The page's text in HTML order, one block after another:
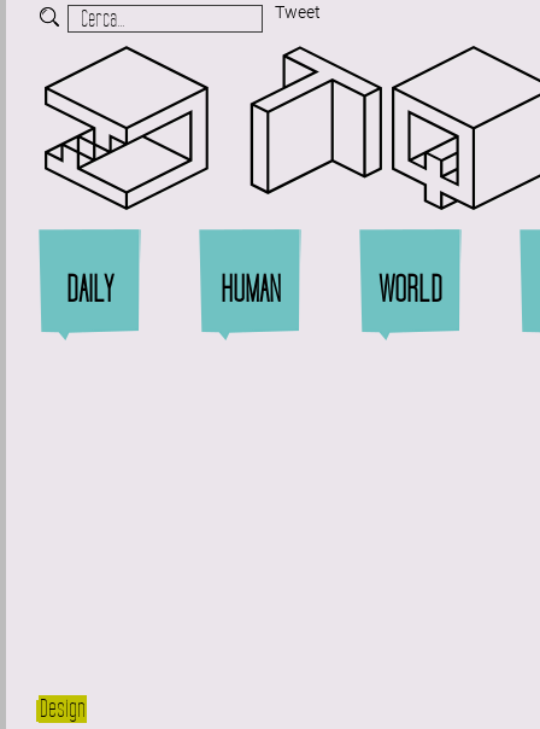
Tweet
DAILY HUMAN WORLD
Design